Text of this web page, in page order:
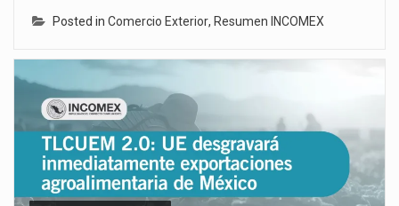
Posted in Comercio Exterior, Resumen INCOMEX